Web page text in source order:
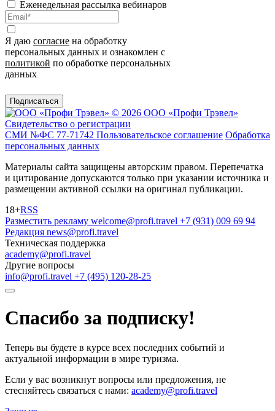
Еженедельная рассылка вебинаров
Я даю согласие на обработку
персональных данных и ознакомлен с
политикой по обработке персональных
данных
Подписаться
© 2026 ООО «Профи Трэвeл»
Свидетельство о регистрации
СМИ №ФС 77-71742 Пользовательское соглашение Обработка
персональных данных
Материалы сайта защищены авторским правом. Перепечатка
и цитирование допускаются только при указании источника и
размещении активной ссылки на оригинал публикации.
18+RSS
Разместить рекламу welcome@profi.travel +7 (931) 009 69 94
Редакция news@profi.travel
Техническая поддержка
academy@profi.travel
Другие вопросы
info@profi.travel +7 (495) 120-28-25
Спасибо за подписку!
Теперь вы будете в курсе всех последних событий и
актуальной информации в мире туризма.
Если у вас возникнут вопросы или предложения, не
стесняйтесь связаться с нами: academy@profi.travel